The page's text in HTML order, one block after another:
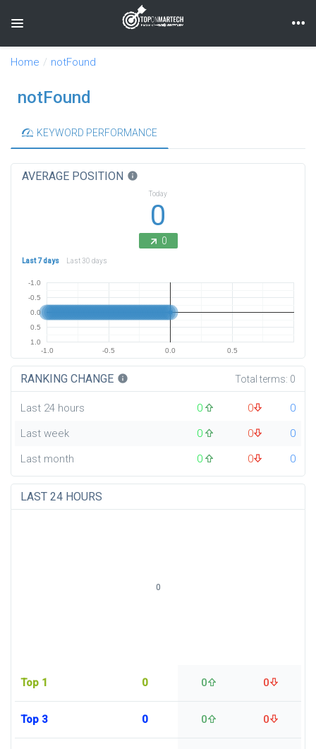
Toggle navigation
Home notFound
notFound
KEYWORD PERFORMANCE
AVERAGE POSITION info
Today
0
0
Last 7 days Last 30 days
-1.0 -0.5 0.0 0.5
-1.0
-0.5
0.0
0.5
1.0
RANKING CHANGE info Total terms: 0
Last 24 hours 0 0
0
Last week
0 0
0
Last month
0 0 0
LAST 24 HOURS
Top 1 0 0 0
Top 3 0 0 0
0